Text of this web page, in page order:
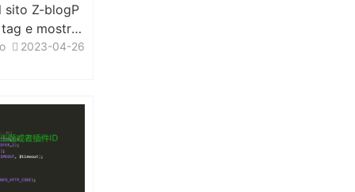
sito Z-blogP
e mostra
tre2023-04-26